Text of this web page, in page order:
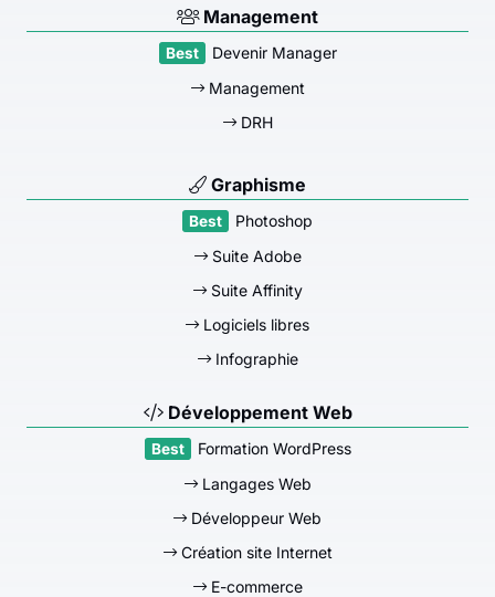
Management
Devenir Manager
Management
DRH
Graphisme
Photoshop
Suite Adobe
Suite Affinity
Logiciels libres
Infographie
Développement Web
Formation WordPress
Langages Web
Développeur Web
Création site Internet
E-commerce